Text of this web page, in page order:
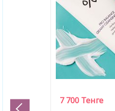
7 700 Тенге